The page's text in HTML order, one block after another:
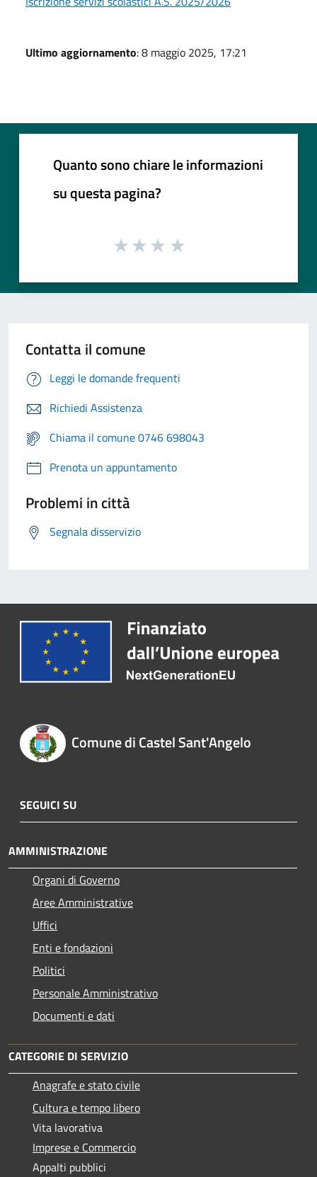
Ultimo aggiornamento: 8 maggio 2025, 17:21
Quanto sono chiare le informazioni
su questa pagina?
Contatta il comune
Leggi le domande frequenti
Richiedi Assistenza
Chiama il comune 0746 698043
Prenota un appuntamento
Problemi in città
Segnala disservizio
Comune di Castel Sant'Angelo
SEGUICI SU
AMMINISTRAZIONE
Organi di Governo
Aree Amministrative
Uffici
Enti e fondazioni
Politici
Personale Amministrativo
Documenti e dati
CATEGORIE DI SERVIZIO
Anagrafe e stato civile
Cultura e tempo libero
Vita lavorativa
Imprese e Commercio
Appalti pubblici